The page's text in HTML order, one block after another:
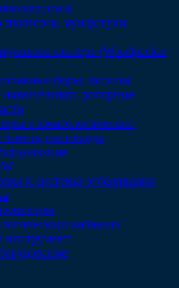
и
пылесоса, мундштуки,
скалера (Woodpecker
боры, полиры
роторные
стоматологические
лампы, световоды
и системы отбеливания
кабинета
инструмент